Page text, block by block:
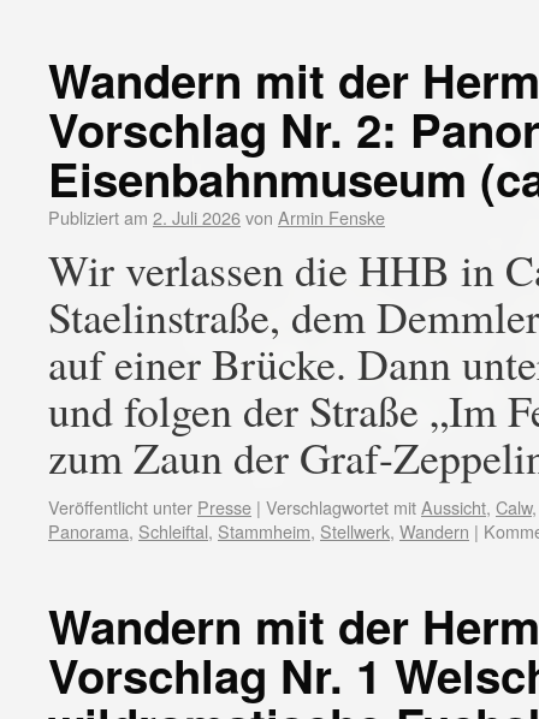
Wandern mit der
Vorschlag Nr. 2:
Eisenbahnmuseum
Publiziert am 2. Juli 2026von Armin Fenske
Wir verlassen die HHB in
Staelinstraße, dem
auf einer Brücke. Dann
und folgen der Straße „Im
zum Zaun der Graf-
Veröffentlicht unter Presse | Verschlagwortet mitAussicht, Calw
Panorama, Schleiftal, Stammheim, Stellwerk, Wandern |
Wandern mit der
Vorschlag Nr. 1